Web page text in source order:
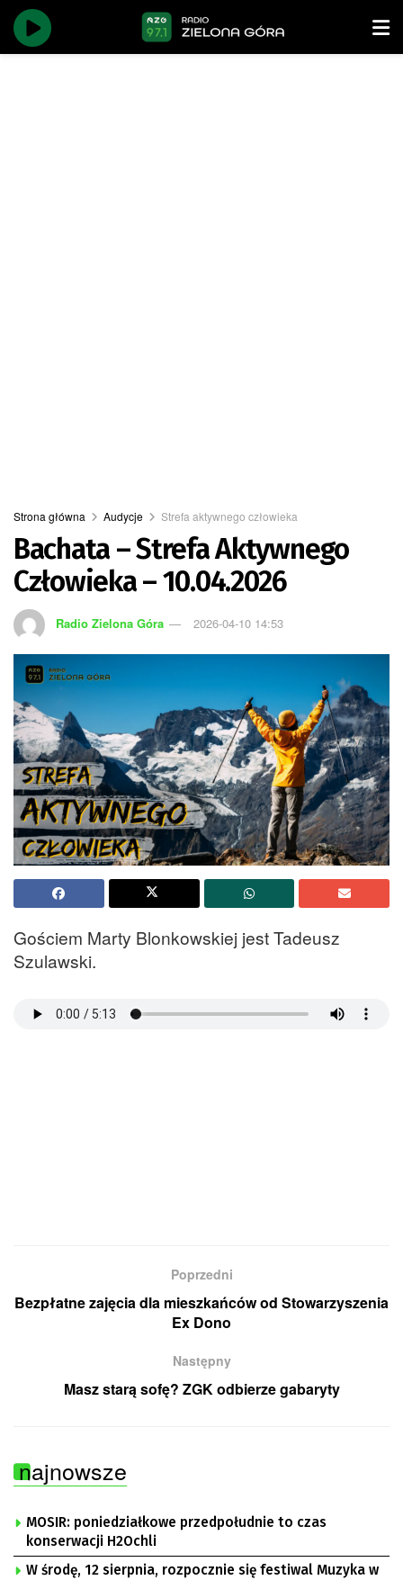
Strona główna Audycje Strefa aktywnego człowieka
Bachata – Strefa Aktywnego
Człowieka – 10.04.2026
Radio Zielona Góra 2026-04-10 14:53
Gościem Marty Blonkowskiej jest Tadeusz
Szulawski.
Poprzedni
Bezpłatne zajęcia dla mieszkańców od Stowarzyszenia
Ex Dono
Następny
Masz starą sofę? ZGK odbierze gabaryty
najnowsze
MOSIR: poniedziałkowe przedpołudnie to czas
konserwacji H2Ochli
W środę, 12 sierpnia, rozpocznie się festiwal Muzyka w